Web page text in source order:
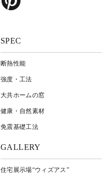
SPEC
断熱性能
強度・工法
大共ホームの窓
健康・自然素材
免震基礎工法
GALLERY
住宅展示場“ウィズアス”